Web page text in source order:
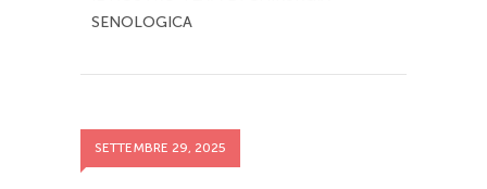
SENOLOGICA
SETTEMBRE 29, 2025